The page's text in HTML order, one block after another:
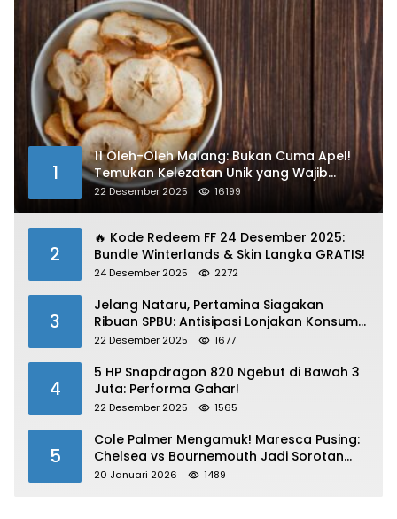
1
11 Oleh-Oleh Malang: Bukan Cuma Apel!
Temukan Kelezatan Unik yang Wajib
Dibawa
22 Desember 2025 16199
2
🔥 Kode Redeem FF 24 Desember 2025:
Bundle Winterlands & Skin Langka GRATIS!
24 Desember 2025 2272
3
Jelang Nataru, Pertamina Siagakan
Ribuan SPBU: Antisipasi Lonjakan Konsumsi
BBM dan LPG!
22 Desember 2025 1677
4
5 HP Snapdragon 820 Ngebut di Bawah 3
Juta: Performa Gahar!
22 Desember 2025 1565
5
Cole Palmer Mengamuk! Maresca Pusing:
Chelsea vs Bournemouth Jadi Sorotan
Utama
20 Januari 2026 1489